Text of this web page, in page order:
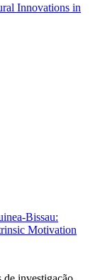
Innovations in
Bissau:
Motivation